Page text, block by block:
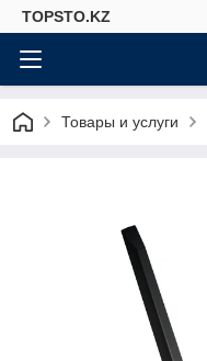
TOPSTO.KZ
Товары и услуги